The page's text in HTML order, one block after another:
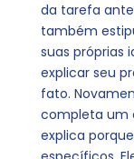
da tarefa
também
suas próprias
explicar seu
fato.
completa um
explica